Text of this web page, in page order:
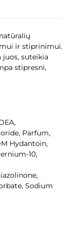
ir stiprinimui.
suteikia
stipresni,
Parfum,
Hydantoin,
10,
Sodium